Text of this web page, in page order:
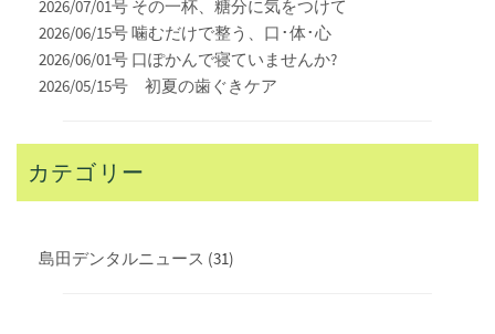
2026/07/01号 その一杯、糖分に気をつけて
2026/06/15号 噛むだけで整う、口･体･心
2026/06/01号 口ぽかんで寝ていませんか?
2026/05/15号 初夏の歯ぐきケア
カテゴリー
島田デンタルニュース (31)